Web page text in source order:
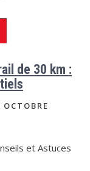
de 30 km :
OCTOBRE
et Astuces